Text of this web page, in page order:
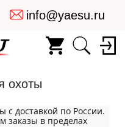
info@yaesu.ru
охоты
с доставкой по России.
заказы в пределах